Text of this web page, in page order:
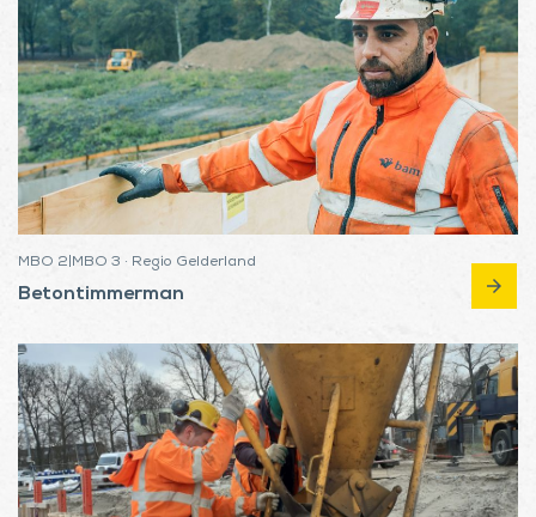
MBO 2|MBO 3 · Regio Gelderland
Betontimmerman arrow_forward